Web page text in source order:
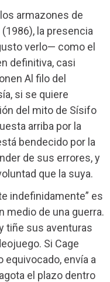
armazones de
(1986), la presencia
verlo— como el
definitiva, casi
Al filo del
si se quiere
del mito de Sísifo
arriba por la
bendecido por la
de sus errores, y
que la suya.
indefinidamente” es
medio de una guerra.
tiñe sus aventuras
Si Cage
equivocado, envía a
el plazo dentro